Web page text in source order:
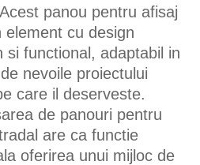
Acest panou pentru afisaj
element cu design
si functional, adaptabil in
nevoile proiectului
care il deserveste.
de panouri pentru
are ca functie
oferirea unui mijloc de